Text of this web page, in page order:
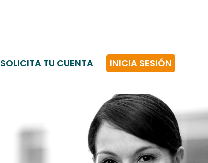
SOLICITA TU CUENTA INICIA SESIÓN